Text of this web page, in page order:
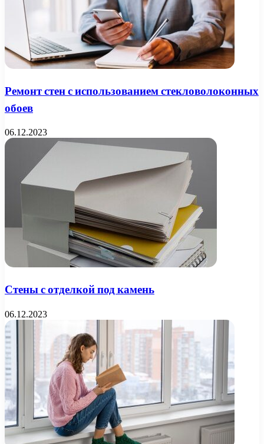
Ремонт стен с использованием стекловолоконных
обоев
06.12.2023
Стены с отделкой под камень
06.12.2023